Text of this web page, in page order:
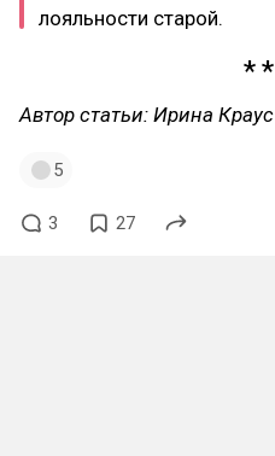
лояльности старой.
Автор статьи: Ирина Краус
5
3 27